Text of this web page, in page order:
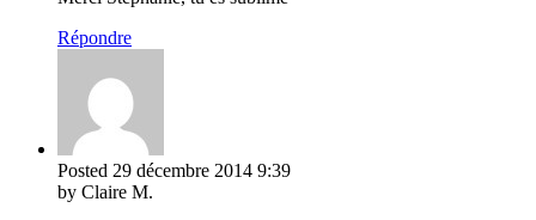
Répondre
Posted 29 décembre 2014 9:39
by Claire M.